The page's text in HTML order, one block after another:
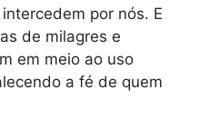
por nós. E
de milagres e
em meio ao uso
a fé de quem